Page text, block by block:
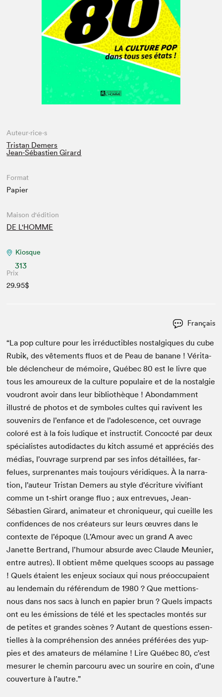
Espace enseignant·e·s
Espace pro
Auteur·rice·s
Tristan Demers
Jean-Sébastien Girard
Format
Papier
Maison d'édition
DE L'HOMME
Kiosque
313
Prix
29.95$
Français
“La pop cul­ture pour les irré­ductibles nos­tal­giques du cube
Rubik, des vête­ments flu­os et de Peau de banane ! Véri­ta­
ble déclencheur de mémoire, Québec80 est le livre que
tous les amoureux de la cul­ture pop­u­laire et de la nos­tal­gie
voudront avoir dans leur bib­lio­thèque ! Abon­dam­ment
illus­tré de pho­tos et de sym­bol­es cultes qui ravivent les
sou­venirs de l’enfance et de l’adolescence, cet ouvrage
col­oré est à la fois ludique et instruc­tif. Con­coc­té par deux
spé­cial­istes auto­di­dactes du kitch assumé et appré­ciés des
médias, l’ouvrage sur­prend par ses infos détail­lées, far­
felues, sur­prenantes mais tou­jours véridiques. À la nar­ra­
tion, l’auteur Tris­tan Demers au style d’écriture viv­i­fi­ant
comme un t‑shirt orange fluo ; aux entre­vues, Jean-
Sébastien Girard, ani­ma­teur et chroniqueur, qui cueille les
con­fi­dences de nos créa­teurs sur leurs œuvres dans le
con­texte de l’époque (L’Amour avec un grand A avec
Janette Bertrand, l’humour absurde avec Claude Meu­nier,
entre autres). Il obtient même quelques scoops au pas­sage
! Quels étaient les enjeux soci­aux qui nous préoc­cu­paient
au lende­main du référen­dum de1980 ? Que met­tions-
nous dans nos sacs à lunch en papi­er brun ? Quels impacts
ont eu les émis­sions de télé et les spec­ta­cles mon­tés sur
de petites et grandes scènes ? Autant de ques­tions essen­
tielles à la com­préhen­sion des années préférées des yup­
pies et des ama­teurs de mélamine ! Lire Québec80, c’est
mesur­er le chemin par­cou­ru avec un sourire en coin, d’une
cou­ver­ture à l’autre.”